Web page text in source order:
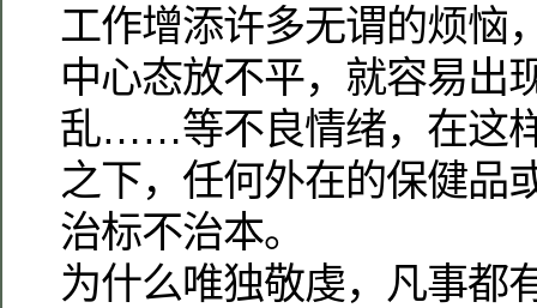
工作增添许多无谓的烦恼
中心态放不平，就容易出
乱……等不良情绪，在这
之下，任何外在的保健品
治标不治本。
为什么唯独敬虔，凡事都